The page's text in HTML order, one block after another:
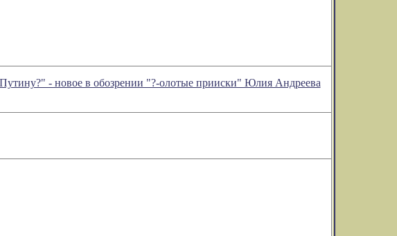
- новое в обозрении "?-олотые прииски" Юлия Андреева